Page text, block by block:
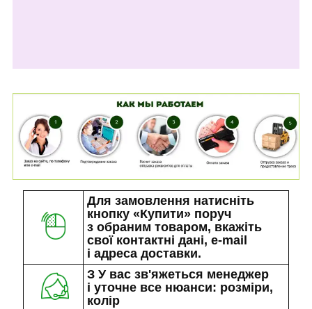
Для замовлення натисніть
кнопку «Купити» поруч
з обраним товаром, вкажіть
свої контактні дані, e-mail
і адреса доставки.
З У вас зв'яжеться менеджер
і уточне все нюанси: розміри,
колір